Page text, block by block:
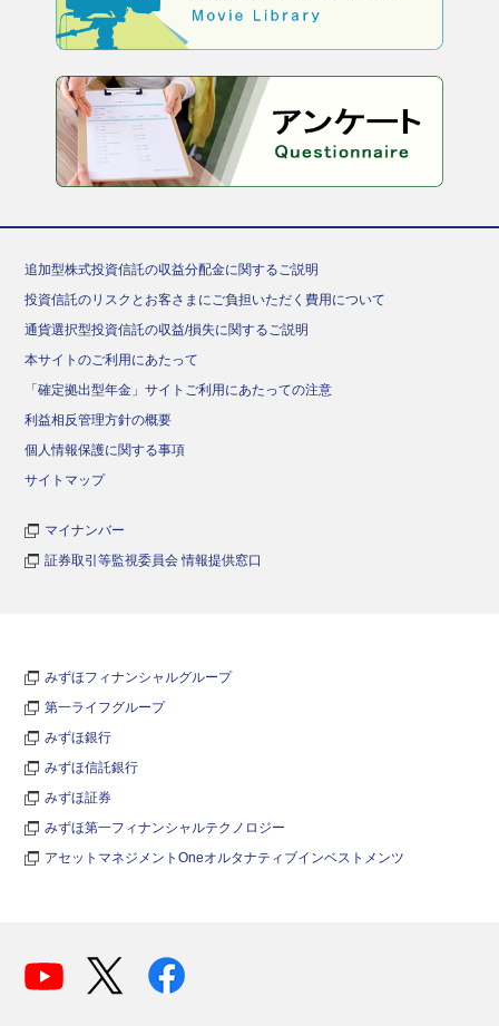
追加型株式投資信託の収益分配金に関するご説明
投資信託のリスクとお客さまにご負担いただく費用について
通貨選択型投資信託の収益/損失に関するご説明
本サイトのご利用にあたって
「確定拠出型年金」サイトご利用にあたっての注意
利益相反管理方針の概要
個人情報保護に関する事項
サイトマップ
マイナンバー
証券取引等監視委員会 情報提供窓口
みずほフィナンシャルグループ
第一ライフグループ
みずほ銀行
みずほ信託銀行
みずほ証券
みずほ第一フィナンシャルテクノロジー
アセットマネジメントOneオルタナティブインベストメンツ